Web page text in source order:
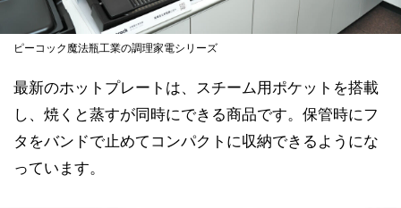
ピーコック魔法瓶工業の調理家電シリーズ
最新のホットプレートは、スチーム用ポケットを搭載
し、焼くと蒸すが同時にできる商品です。保管時にフ
タをバンドで止めてコンパクトに収納できるようにな
っています。